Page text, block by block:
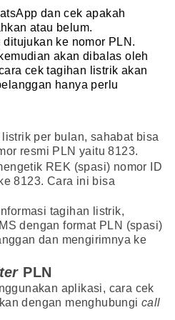
dan cek apakah
atau belum.
ke nomor PLN.
akan dibalas oleh
cek tagihan listrik akan
hanya perlu
per bulan, sahabat bisa
resmi PLN yaitu 8123.
REK (spasi) nomor ID
8123. Cara ini bisa
tagihan listrik,
dengan format PLN (spasi)
dan mengirimnya ke
PLN
aplikasi, cara cek
dengan menghubungi call